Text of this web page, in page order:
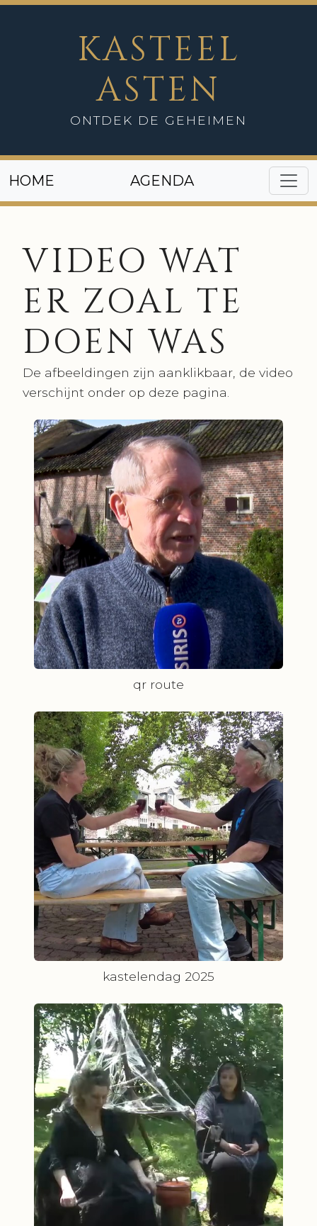
KASTEEL
ASTEN
ONTDEK DE GEHEIMEN
HOME AGENDA
VIDEO WAT
ER ZOAL TE
DOEN WAS
De afbeeldingen zijn aanklikbaar, de video
verschijnt onder op deze pagina.
qr route
kastelendag 2025